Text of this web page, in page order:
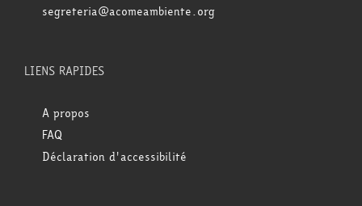
segreteria@acomeambiente.org
LIENS RAPIDES
A propos
FAQ
Déclaration d'accessibilité